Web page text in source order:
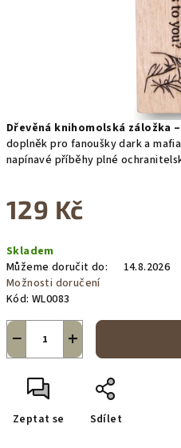
Dřevěná knihomolská záložka
doplněk pro fanoušky dark a
napínavé příběhy plné
129 Kč
cena:
Skladem
Můžeme doručit do:
14.8.2026
Možnosti doručení
Kód: WL0083
+
−
Zeptat se Sdílet